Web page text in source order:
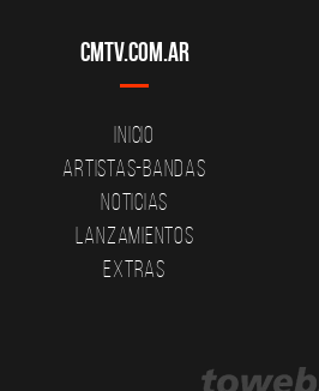
CMTV.com.ar
Inicio
Artistas-Bandas
Noticias
Lanzamientos
Extras